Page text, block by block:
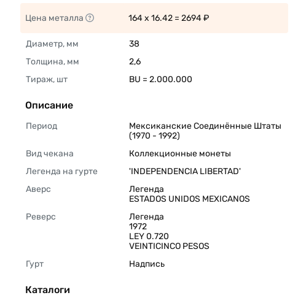
Цена металла 164 x 16.42 = 2694 ₽
Диаметр, мм
38
Толщина, мм
2,6
Тираж, шт
BU = 2.000.000
Описание
Период
Мексиканские Соединённые Штаты
(1970 - 1992)
Вид чекана
Коллекционные монеты
Легенда на гурте
'INDEPENDENCIA LIBERTAD'
Аверс
Легенда
ESTADOS UNIDOS MEXICANOS
Реверс
Легенда
1972
LEY 0.720
VEINTICINCO PESOS
Гурт
Надпись
Каталоги